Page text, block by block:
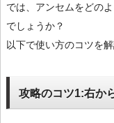
では、アンセムをどの
でしょうか？
以下で使い方のコツを
攻略のコツ1:右か